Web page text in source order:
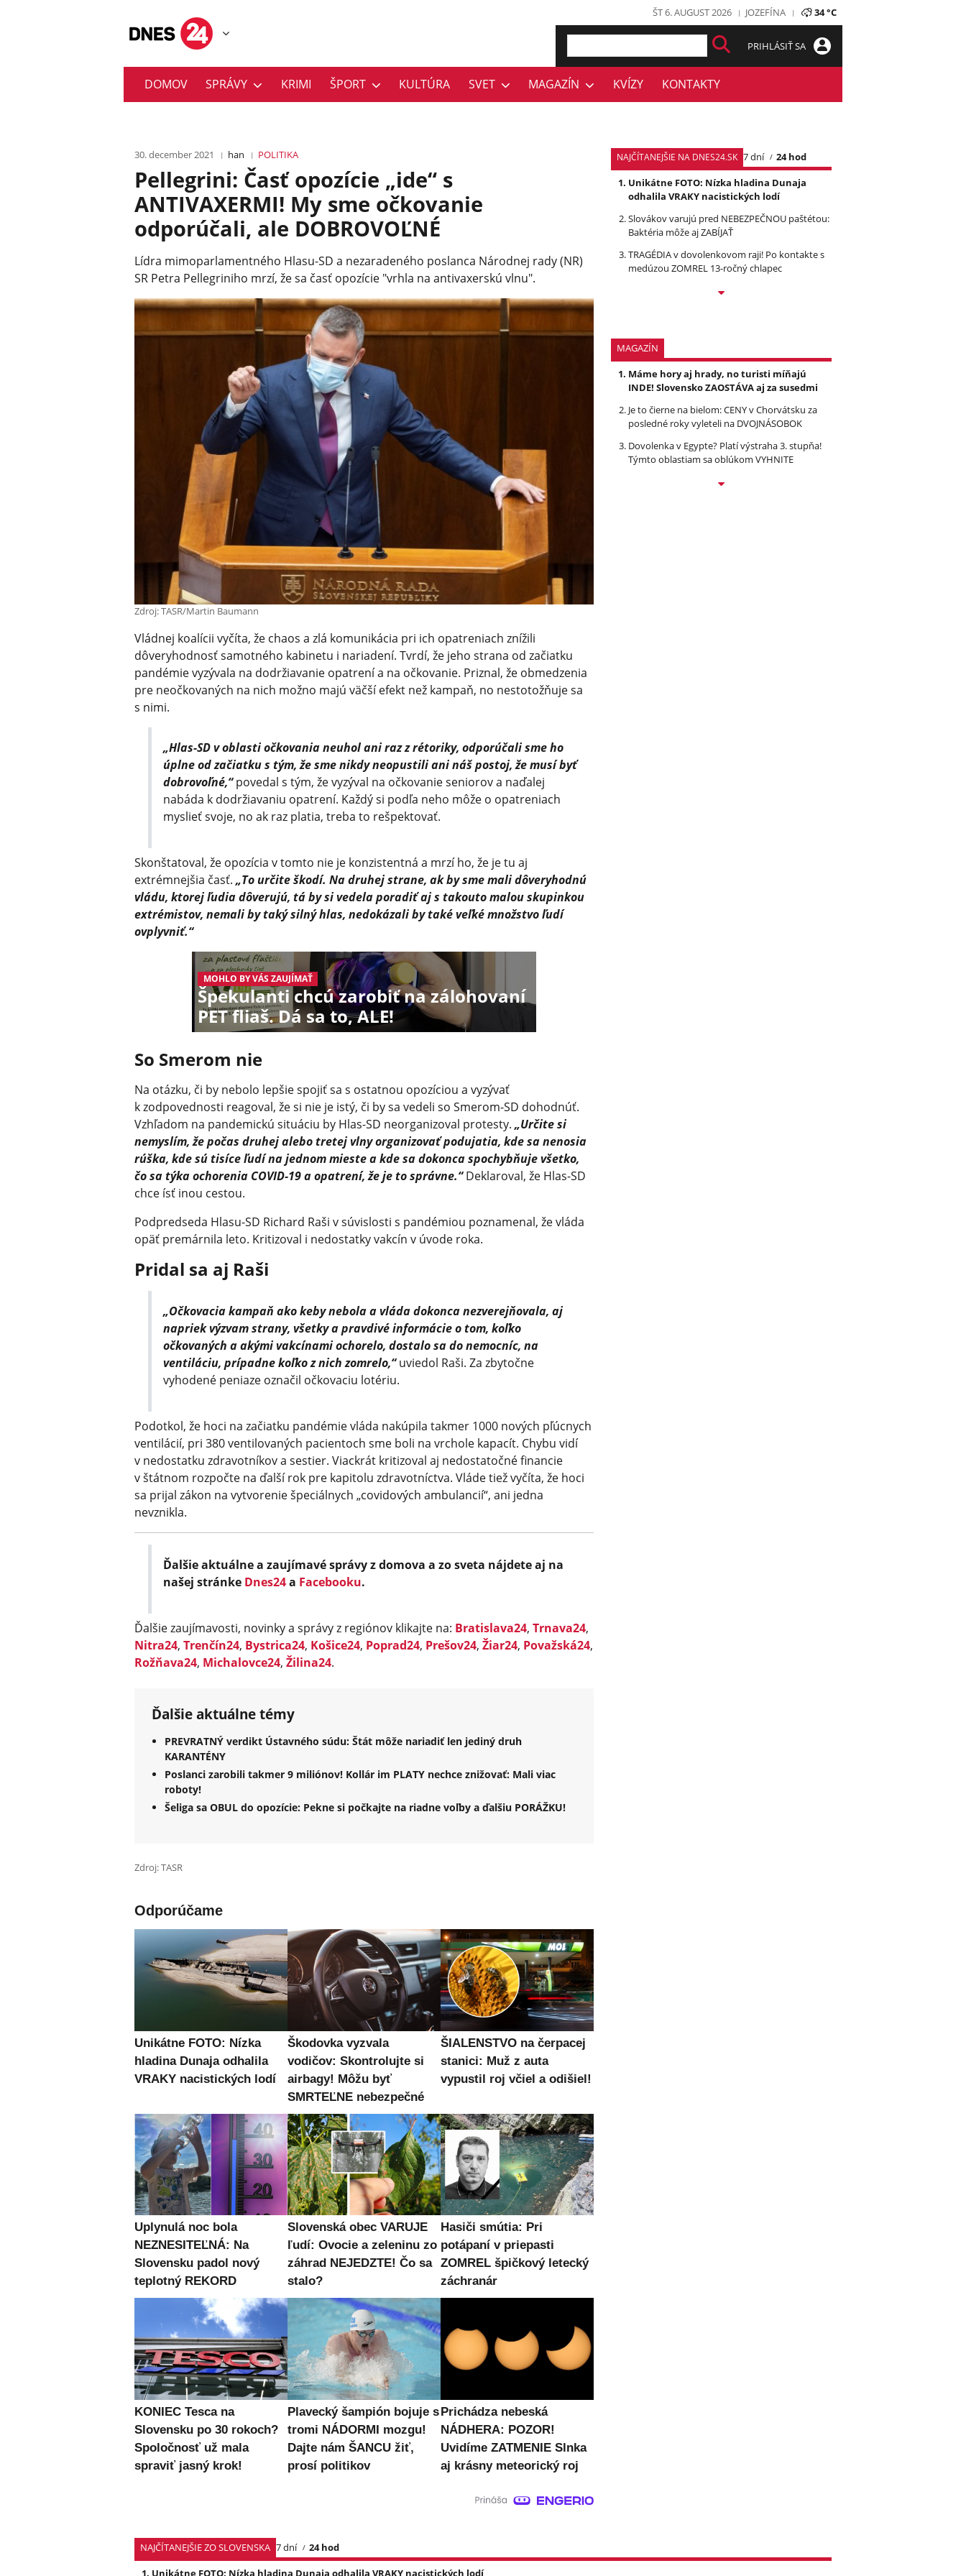
ŠT 6. AUGUST 2026 JOZEFÍNA 34 °C
PRIHLÁSIŤ SA
DOMOV SPRÁVY KRIMI ŠPORT KULTÚRA SVET MAGAZÍN KVÍZY KONTAKTY
30. december 2021 han POLITIKA
Pellegrini: Časť opozície „ide“ s
ANTIVAXERMI! My sme očkovanie
odporúčali, ale DOBROVOĽNÉ
Lídra mimoparlamentného Hlasu-SD a nezaradeného poslanca Národnej rady (NR)
SR Petra Pellegriniho mrzí, že sa časť opozície "vrhla na antivaxerskú vlnu".
Zdroj: TASR/Martin Baumann
Vládnej koalícii vyčíta, že chaos a zlá komunikácia pri ich opatreniach znížili
dôveryhodnosť samotného kabinetu i nariadení. Tvrdí, že jeho strana od začiatku
pandémie vyzývala na dodržiavanie opatrení a na očkovanie. Priznal, že obmedzenia
pre neočkovaných na nich možno majú väčší efekt než kampaň, no nestotožňuje sa
s nimi.
„Hlas-SD v oblasti očkovania neuhol ani raz z rétoriky, odporúčali sme ho
úplne od začiatku s tým, že sme nikdy neopustili ani náš postoj, že musí byť
dobrovoľné,“povedal s tým, že vyzýval na očkovanie seniorov a naďalej
nabáda k dodržiavaniu opatrení. Každý si podľa neho môže o opatreniach
myslieť svoje, no ak raz platia, treba to rešpektovať.
Skonštatoval, že opozícia v tomto nie je konzistentná a mrzí ho, že je tu aj
extrémnejšia časť. „To určite škodí. Na druhej strane, ak by sme mali dôveryhodnú
vládu, ktorej ľudia dôverujú, tá by si vedela poradiť aj s takouto malou skupinkou
extrémistov, nemali by taký silný hlas, nedokázali by také veľké množstvo ľudí
ovplyvniť.“
MOHLO BY VÁS ZAUJÍMAŤ
Špekulanti chcú zarobiť na zálohovaní
PET fliaš. Dá sa to, ALE!
So Smerom nie
Na otázku, či by nebolo lepšie spojiť sa s ostatnou opozíciou a vyzývať
k zodpovednosti reagoval, že si nie je istý, či by sa vedeli so Smerom-SD dohodnúť.
Vzhľadom na pandemickú situáciu by Hlas-SD neorganizoval protesty.„Určite si
nemyslím, že počas druhej alebo tretej vlny organizovať podujatia, kde sa nenosia
rúška, kde sú tisíce ľudí na jednom mieste a kde sa dokonca spochybňuje všetko,
čo sa týka ochorenia COVID-19 a opatrení, že je to správne.“Deklaroval, že Hlas-SD
chce ísť inou cestou.
Podpredseda Hlasu-SD Richard Raši v súvislosti s pandémiou poznamenal, že vláda
opäť premárnila leto. Kritizoval i nedostatky vakcín v úvode roka.
Pridal sa aj Raši
„Očkovacia kampaň ako keby nebola a vláda dokonca nezverejňovala, aj
napriek výzvam strany, všetky a pravdivé informácie o tom, koľko
očkovaných a akými vakcínami ochorelo, dostalo sa do nemocníc, na
ventiláciu, prípadne koľko z nich zomrelo,“uviedol Raši. Za zbytočne
vyhodené peniaze označil očkovaciu lotériu.
Podotkol, že hoci na začiatku pandémie vláda nakúpila takmer 1000 nových pľúcnych
ventilácií, pri 380 ventilovaných pacientoch sme boli na vrchole kapacít. Chybu vidí
v nedostatku zdravotníkov a sestier. Viackrát kritizoval aj nedostatočné financie
v štátnom rozpočte na ďalší rok pre kapitolu zdravotníctva. Vláde tiež vyčíta, že hoci
sa prijal zákon na vytvorenie špeciálnych „covidových ambulancií“, ani jedna
nevznikla.
Ďalšie aktuálne a zaujímavé správy z domova a zo sveta nájdete aj na
našej stránke Dnes24a Facebooku.
Ďalšie zaujímavosti, novinky a správy z regiónov klikajte na: Bratislava24, Trnava24,
Nitra24, Trenčín24, Bystrica24, Košice24, Poprad24, Prešov24, Žiar24, Považská24,
Rožňava24, Michalovce24, Žilina24.
Ďalšie aktuálne témy
PREVRATNÝ verdikt Ústavného súdu: Štát môže nariadiť len jediný druh
KARANTÉNY
Poslanci zarobili takmer 9 miliónov! Kollár im PLATY nechce znižovať: Mali viac
roboty!
Šeliga sa OBUL do opozície: Pekne si počkajte na riadne voľby a ďalšiu PORÁŽKU!
Zdroj: TASR
Odporúčame
Unikátne FOTO: Nízka
hladina Dunaja odhalila
VRAKY nacistických lodí
Škodovka vyzvala
vodičov: Skontrolujte si
airbagy! Môžu byť
SMRTEĽNE nebezpečné
ŠIALENSTVO na čerpacej
stanici: Muž z auta
vypustil roj včiel a odišiel!
Uplynulá noc bola
NEZNESITEĽNÁ: Na
Slovensku padol nový
teplotný REKORD
Slovenská obec VARUJE
ľudí: Ovocie a zeleninu zo
záhrad NEJEDZTE! Čo sa
stalo?
Hasiči smútia: Pri
potápaní v priepasti
ZOMREL špičkový letecký
záchranár
KONIEC Tesca na
Slovensku po 30 rokoch?
Spoločnosť už mala
spraviť jasný krok!
Plavecký šampión bojuje s
tromi NÁDORMI mozgu!
Dajte nám ŠANCU žiť,
prosí politikov
Prichádza nebeská
NÁDHERA: POZOR!
Uvidíme ZATMENIE Slnka
aj krásny meteorický roj
NAJČÍTANEJŠIE NA DNES24.SK 7 dní
24 hod
Unikátne FOTO: Nízka hladina Dunaja
odhalila VRAKY nacistických lodí
Slovákov varujú pred NEBEZPEČNOU paštétou:
Baktéria môže aj ZABÍJAŤ
TRAGÉDIA v dovolenkovom raji! Po kontakte s
medúzou ZOMREL 13-ročný chlapec
MAGAZÍN
Máme hory aj hrady, no turisti míňajú
INDE! Slovensko ZAOSTÁVA aj za susedmi
Je to čierne na bielom: CENY v Chorvátsku za
posledné roky vyleteli na DVOJNÁSOBOK
Dovolenka v Egypte? Platí výstraha 3. stupňa!
Týmto oblastiam sa oblúkom VYHNITE
NAJČÍTANEJŠIE ZO SLOVENSKA 7 dní
24 hod
Unikátne FOTO: Nízka hladina Dunaja odhalila VRAKY nacistických lodí